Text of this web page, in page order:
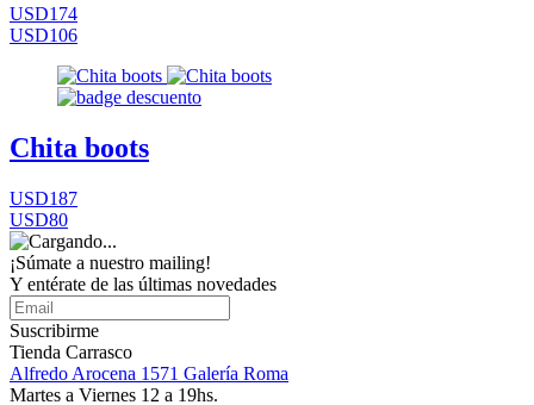
USD174
USD106
Chita boots
USD187
USD80
¡Súmate a nuestro mailing!
Y entérate de las últimas novedades
Suscribirme
Tienda Carrasco
Alfredo Arocena 1571 Galería Roma
Martes a Viernes 12 a 19hs.